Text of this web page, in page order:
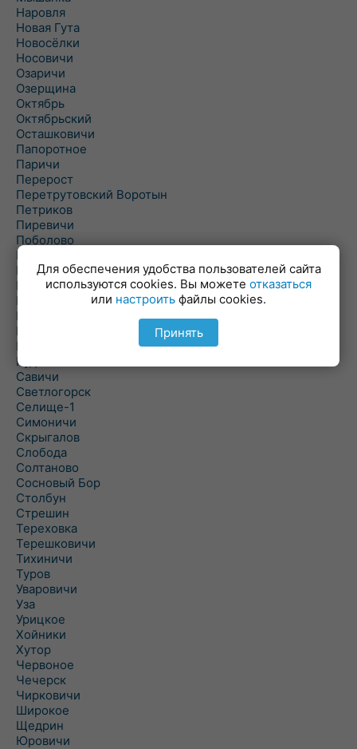
Наровля
Новая Гута
Новосёлки
Носовичи
Озаричи
Озерщина
Октябрь
Октябрьский
Осташковичи
Папоротное
Паричи
Перерост
Перетрутовский Воротын
Петриков
Пиревичи
Поболово
Поколюбичи
Полесье
Птичь
Речица
Ровенская Слобода
Рогачев
Рогинь
Рудня
Савичи
Светлогорск
Селище-1
Симоничи
Скрыгалов
Слобода
Солтаново
Сосновый Бор
Столбун
Стрешин
Тереховка
Терешковичи
Тихиничи
Туров
Уваровичи
Уза
Урицкое
Хойники
Хутор
Червоное
Чечерск
Чирковичи
Широкое
Щедрин
Юровичи
Для обеспечения удобства пользователей сайта
используются cookies. Вы можете отказаться
или настроить файлы cookies.
Принять